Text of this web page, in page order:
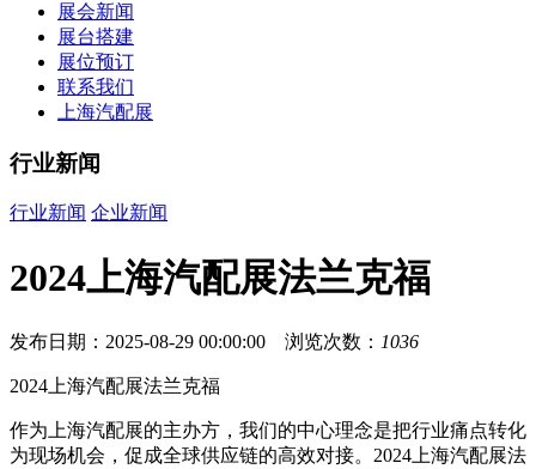
展会新闻
展台搭建
展位预订
联系我们
上海汽配展
行业新闻
行业新闻 企业新闻
2024上海汽配展法兰克福
发布日期：2025-08-29 00:00:00 浏览次数： 1036
2024上海汽配展法兰克福
作为上海汽配展的主办方，我们的中心理念是把行业痛点转化
为现场机会，促成全球供应链的高效对接。2024上海汽配展法